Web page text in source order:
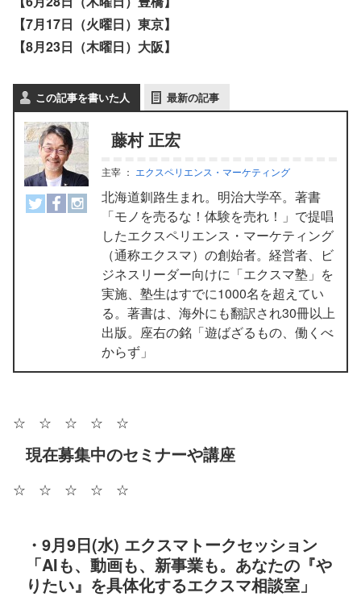
【7月17日（火曜日）東京】
【8月23日（木曜日）大阪】
この記事を書いた人 最新の記事
藤村 正宏
主宰 ： エクスペリエンス・マーケティング
北海道釧路生まれ。明治大学卒。著書
「モノを売るな！体験を売れ！」で提唱
したエクスペリエンス・マーケティング
（通称エクスマ）の創始者。経営者、ビ
ジネスリーダー向けに「エクスマ塾」を
実施、塾生はすでに1000名を超えてい
る。著書は、海外にも翻訳され30冊以上
出版。座右の銘「遊ばざるもの、働くべ
からず」
☆ ☆ ☆ ☆ ☆
現在募集中のセミナーや講座
☆ ☆ ☆ ☆ ☆
・9月9日(水) エクスマトークセッション
「AIも、動画も、新事業も。あなたの『や
りたい』を具体化するエクスマ相談室」